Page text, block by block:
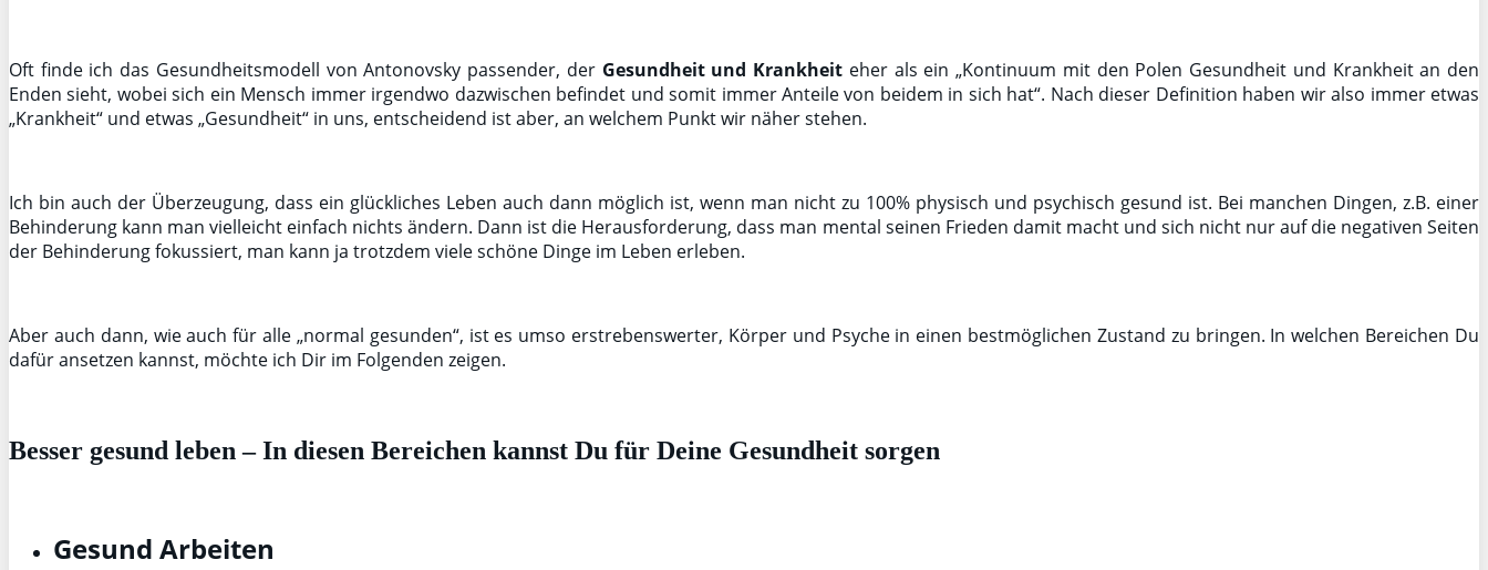
Oft finde ich das Gesundheitsmodell von Antonovsky passender, der Gesundheit und Krankheit eher als ein „Kontinuum mit den Polen Gesundheit und Krankheit an den
Enden sieht, wobei sich ein Mensch immer irgendwo dazwischen befindet und somit immer Anteile von beidem in sich hat“. Nach dieser Definition haben wir also immer etwas
„Krankheit“ und etwas „Gesundheit“ in uns, entscheidend ist aber, an welchem Punkt wir näher stehen.
Ich bin auch der Überzeugung, dass ein glückliches Leben auch dann möglich ist, wenn man nicht zu 100% physisch und psychisch gesund ist. Bei manchen Dingen, z.B. einer
Behinderung kann man vielleicht einfach nichts ändern. Dann ist die Herausforderung, dass man mental seinen Frieden damit macht und sich nicht nur auf die negativen Seiten
der Behinderung fokussiert, man kann ja trotzdem viele schöne Dinge im Leben erleben.
Aber auch dann, wie auch für alle „normal gesunden“, ist es umso erstrebenswerter, Körper und Psyche in einen bestmöglichen Zustand zu bringen. In welchen Bereichen Du
dafür ansetzen kannst, möchte ich Dir im Folgenden zeigen.
Besser gesund leben – In diesen Bereichen kannst Du für Deine Gesundheit sorgen
Gesund Arbeiten